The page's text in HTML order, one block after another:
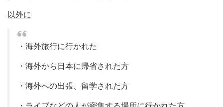
以外に
・海外旅行に行かれた
・海外から日本に帰省された方
・海外への出張、留学された方